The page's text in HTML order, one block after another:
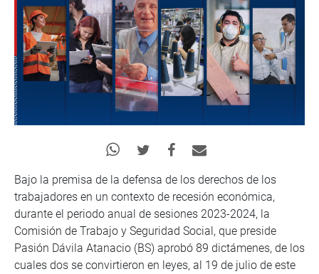
Bajo la premisa de la defensa de los derechos de los
trabajadores en un contexto de recesión económica,
durante el periodo anual de sesiones 2023-2024, la
Comisión de Trabajo y Seguridad Social, que preside
Pasión Dávila Atanacio (BS) aprobó 89 dictámenes, de los
cuales dos se convirtieron en leyes, al 19 de julio de este